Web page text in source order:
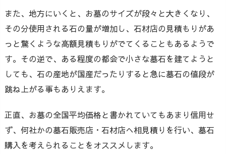
また、地方にいくと、お墓のサイズが段々と大きくなり、
その分使用される石の量が増加し、石材店の見積もりがあ
っと驚くような高額見積もりがでてくることもあるようで
す。その逆で、ある程度の都会で小さな墓石を建てようと
しても、石の産地が国産だったりすると急に墓石の値段が
跳ね上がる事もありえます。
正直、お墓の全国平均価格と書かれていてもあまり信用せ
ず、何社かの墓石販売店・石材店へ相見積りを行い、墓石
購入を考えられることをオススメします。